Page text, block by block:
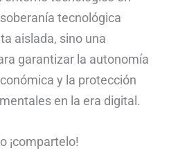
tecnológica
aislada, sino una
garantizar la autonomía
y la protección
en la era digital.
¡compartelo!